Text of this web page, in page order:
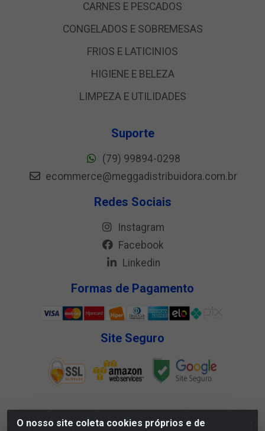
O nosso site coleta cookies próprios e de
CARNES E PESCADOS
CONGELADOS E SOBREMESAS
FRIOS E LATICINIOS
HIGIENE E BELEZA
LIMPEZA E UTILIDADES
Suporte
(79) 99894-0298
ecommerce@meggadistribuidora.com.br
Redes Sociais
Instagram
Facebook
Linkedin
Formas de Pagamento
Site Seguro